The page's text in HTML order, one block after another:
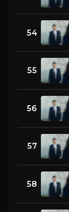
54
55
56
57
58